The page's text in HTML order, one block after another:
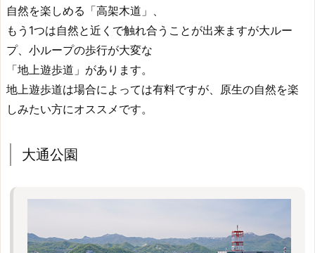
自然を楽しめる「高架木道」、
もう1つは自然と近くで触れ合うことが出来ますが大ルー
プ、小ループの歩行が大変な
「地上遊歩道」があります。
地上遊歩道は場合によっては有料ですが、原生の自然を楽
しみたい方にオススメです。
大通公園